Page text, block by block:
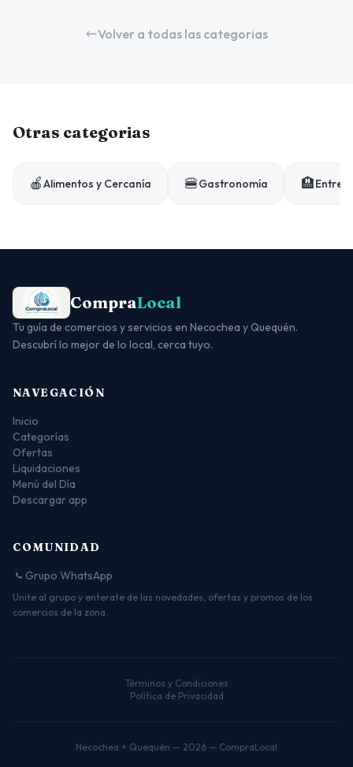
Volver a todas las categorias
Otras categorias
🍎Alimentos y Cercanía 🍔Gastronomía 🏨
CompraLocal
Tu guía de comercios y servicios en Necochea y Quequén.
Descubrí lo mejor de lo local, cerca tuyo.
NAVEGACIÓN
Inicio
Categorías
Ofertas
Liquidaciones
Menú del Día
Descargar app
COMUNIDAD
Grupo WhatsApp
Unite al grupo y enterate de las novedades, ofertas y promos de los
comercios de la zona.
Términos y Condiciones
Política de Privacidad
Necochea + Quequén — 2026 — CompraLocal